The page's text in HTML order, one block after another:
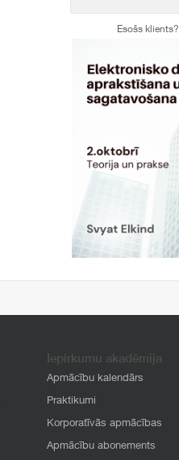
Esošs klients?
Iepirkumu akadēmija
Apmācību kalendārs
Praktikumi
Korporatīvās apmācības
Apmācību abonements